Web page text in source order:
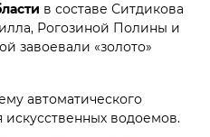
в составе Ситдикова
Рогозиной Полины и
завоевали «золото»
автоматического
водоемов.